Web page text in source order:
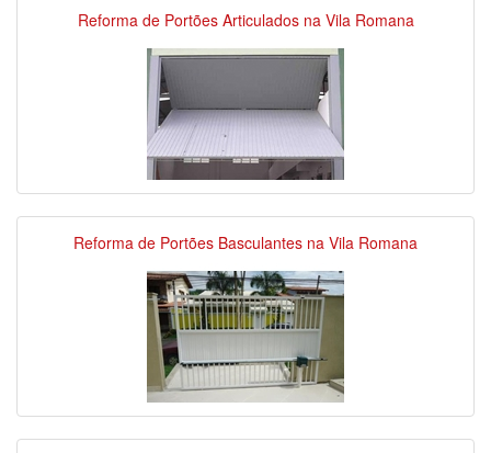
Reforma de Portões Articulados na Vila Romana
Reforma de Portões Basculantes na Vila Romana